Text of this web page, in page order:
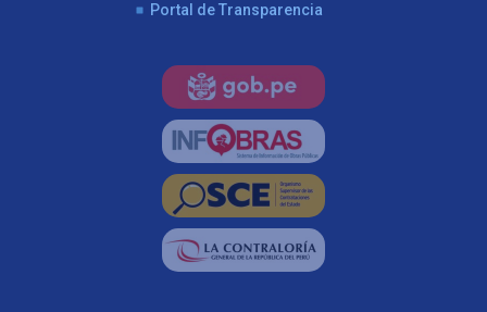
Portal de Transparencia